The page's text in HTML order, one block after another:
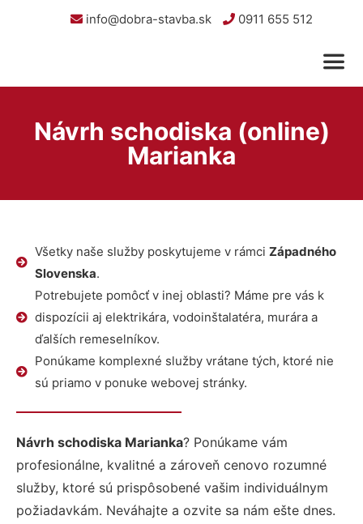
info@dobra-stavba.sk 0911 655 512
Návrh schodiska (online)
Marianka
Všetky naše služby poskytujeme v rámci Západného
Slovenska.
Potrebujete pomôcť v inej oblasti? Máme pre vás k
dispozícii aj elektrikára, vodoinštalatéra, murára a
ďalších remeselníkov.
Ponúkame komplexné služby vrátane tých, ktoré nie
sú priamo v ponuke webovej stránky.
Návrh schodiska Marianka? Ponúkame vám
profesionálne, kvalitné a zároveň cenovo rozumné
služby, ktoré sú prispôsobené vašim individuálnym
požiadavkám. Neváhajte a ozvite sa nám ešte dnes.